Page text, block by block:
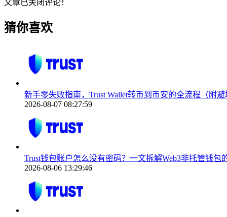
文章已关闭评论！
猜你喜欢
新手零失败指南，Trust Wallet转币到币安的全流程（附避
2026-08-07 08:27:59
Trust钱包账户怎么没有密码？一文拆解Web3非托管钱包
2026-08-06 13:29:46